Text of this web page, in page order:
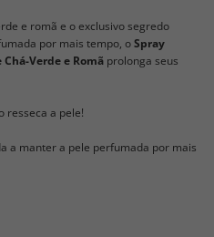
e romã e o exclusivo segredo
por mais tempo, oSpray
Verde e Romã prolonga seus
resseca a pele!
a manter a pele perfumada por mais